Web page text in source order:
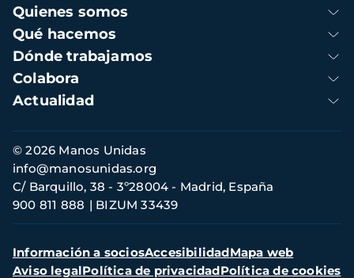
Navegación
principal
Quienes somos
Qué hacemos
Dónde trabajamos
Colabora
Actualidad
Información
de
contacto
© 2026 Manos Unidas
C/ Barquillo, 38 - 3º28004 - Madrid, España
900 811 888
BIZUM 33439
info@manosunidas.org
Menú
secundario
Información a sociosAccesibilidadMapa web
Aviso legalPolítica de privacidadPolítica de cookies